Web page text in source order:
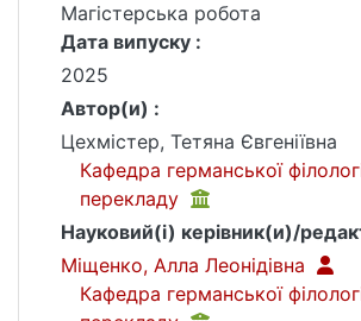
Магістерська робота
Дата випуску :
2025
Автор(и) :
Цехмістер, Тетяна Євгеніївна
Кафедра германської
перекладу
Науковий(і) керівник(и)/
Міщенко, Алла Леонідівна
Кафедра германської